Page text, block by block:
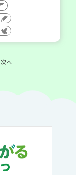
次へ